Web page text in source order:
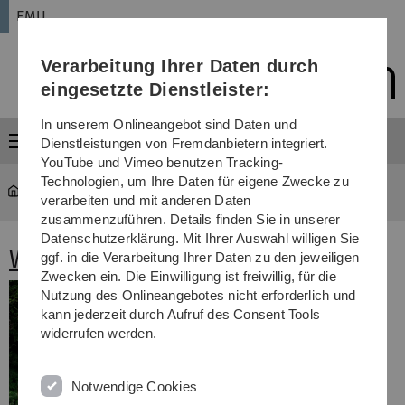
Direkt
Direkt
Direkt
(Sprache,
Drucken,
Media)
Direkt
Direkt
EMU
Menü
Wenn Düfte zu Klängen werden
Verarbeitung Ihrer Daten durch
eingesetzte Dienstleister:
In unserem Onlineangebot sind Daten und
Dienstleistungen von Fremdanbietern integriert.
YouTube und Vimeo benutzen Tracking-
Technologien, um Ihre Daten für eigene Zwecke zu
verarbeiten und mit anderen Daten
zusammenzuführen. Details finden Sie in unserer
Datenschutzerklärung. Mit Ihrer Auswahl willigen Sie
ggf. in die Verarbeitung Ihrer Daten zu den jeweiligen
Zwecken ein. Die Einwilligung ist freiwillig, für die
Nutzung des Onlineangebotes nicht erforderlich und
kann jederzeit durch Aufruf des Consent Tools
widerrufen werden.
Notwendige Cookies